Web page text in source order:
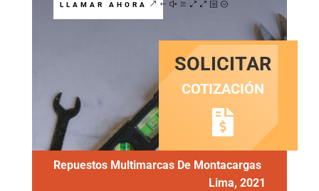
LLAMAR AHORA
SOLICITAR
COTIZACIÓN
Repuestos Multimarcas De Montacargas
Lima, 2021